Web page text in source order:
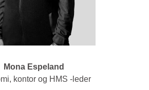
Mona Espeland
kontor og HMS -leder